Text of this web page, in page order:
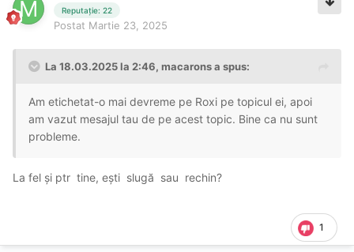
Reputație: 22
Postat Martie 23, 2025
La 18.03.2025 la 2:46, macaronsa spus:
Am etichetat-o mai devreme pe Roxi pe topicul ei, apoi
am vazut mesajul tau de pe acest topic. Bine ca nu sunt
probleme.
La fel și ptr tine, ești slugă sau rechin?
1